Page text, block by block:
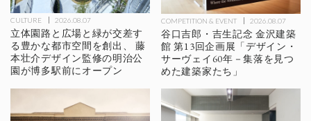
CULTURE 2026.08.07
立体園路と広場と緑が交差す
る豊かな都市空間を創出、 藤
本壮介デザイン監修の明治公
園が博多駅前にオープン
COMPETITION & EVENT 2026.08.07
谷口吉郎・吉生記念 金沢建築
館 第13回企画展「デザイン・
サーヴェイ60年－集落を見つ
めた建築家たち」